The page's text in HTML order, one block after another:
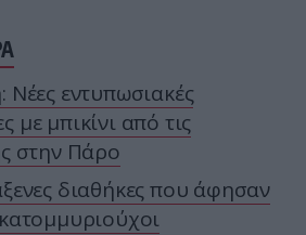
εντυπωσιακές
με μπικίνι από τις
στην Πάρο
διαθήκες που άφησαν